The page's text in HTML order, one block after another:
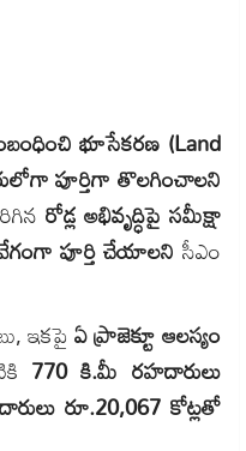
భూసేకరణ (Land
పూర్తిగా తొలగించాలని
రోడ్ల అభివృద్ధిపై సమీక్షా
వేగంగా పూర్తి చేయాలని సీఎం
ఇకపైఏ ప్రాజెక్టూ ఆలస్యం
770 కి.మీ రహదారులు
రూ.20,067 కోట్లతో